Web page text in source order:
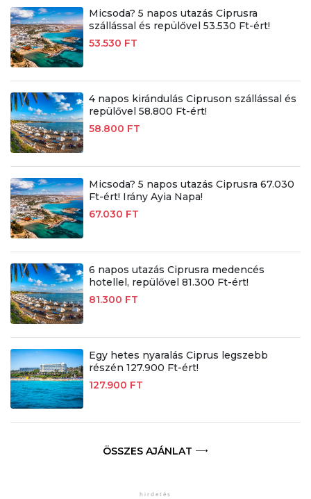
Micsoda? 5 napos utazás Ciprusra
szállással és repülővel 53.530 Ft-ért!
53.530 FT
4 napos kirándulás Cipruson szállással és
repülővel 58.800 Ft-ért!
58.800 FT
Micsoda? 5 napos utazás Ciprusra 67.030
Ft-ért! Irány Ayia Napa!
67.030 FT
6 napos utazás Ciprusra medencés
hotellel, repülővel 81.300 Ft-ért!
81.300 FT
Egy hetes nyaralás Ciprus legszebb
részén 127.900 Ft-ért!
127.900 FT
ÖSSZES AJÁNLAT